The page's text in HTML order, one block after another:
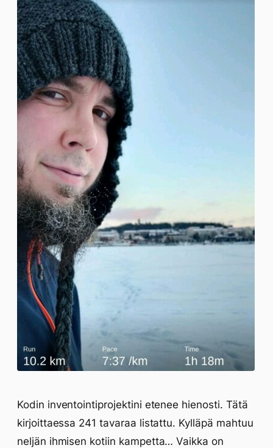
Kodin inventointiprojektini etenee hienosti. Tätä
kirjoittaessa 241 tavaraa listattu. Kylläpä mahtuu
neljän ihmisen kotiin kampetta… Vaikka on